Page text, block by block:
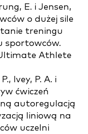
E. i Jensen,
o dużej sile
treningu
sportowców.
Athlete
Ivey, P. A. i
ćwiczeń
autoregulacją
liniową na
uczelni